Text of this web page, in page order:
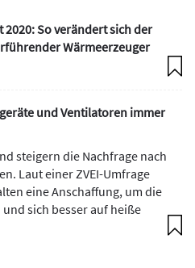
So verändert sich der
Wärmeerzeuger
und Ventilatoren immer
steigern die Nachfrage nach
Laut einer ZVEI-Umfrage
eine Anschaffung, um die
sich besser auf heiße